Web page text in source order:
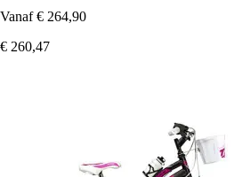
Vanaf € 264,90
€ 260,47